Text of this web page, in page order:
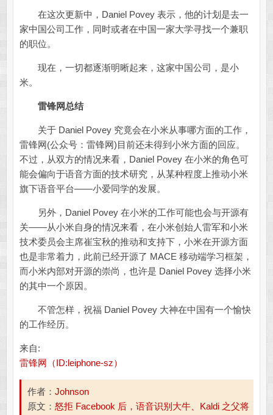
在这次更新中，Daniel Povey 表示，他的计划是去一
家中国公司工作，同时或者在中国一家大学寻找一个兼职
的职位。
现在，一切都逐渐明晰起来，这家中国公司，是小
米。
雷锋网总结
关于 Daniel Povey 究竟会在小米从事哪方面的工作，
雷锋网(公众号：雷锋网)目前还未得到小米方面的回应。
不过，从双方的情况来看，Daniel Povey 在小米的角色可
能会偏向于语音方面的技术研究，从某种程度上推动小米
旗下语音平台——小爱同学的发展。
另外，Daniel Povey 在小米的工作可能也会与开源有
关——从小米自身的情况来看，在小米创始人雷军和小米
技术委员会主席崔宝秋的推动和支持下，小米在开源方面
也是非常着力，此前已经开源了 MACE 移动端学习框架，
而小米内部对开源的崇尚，也许是 Daniel Povey 选择小米
的其中一个原因。
不管怎样，祝福 Daniel Povey 大神在中国有一个愉快
的工作经历。
来自:
雷锋网（ID:leiphone-sz）
作者： Johnson
原文： 怒拒 Facebook 后，语音识别大牛、Kaldi 之父将